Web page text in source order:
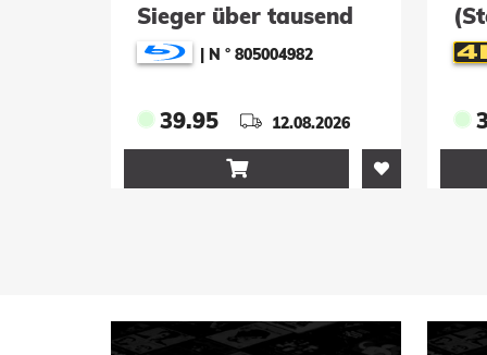
Sieger über tausend
Sonnen (Mediabook, 2
Blu-rays)
| N ° 805004982
39.95 12.08.2026
